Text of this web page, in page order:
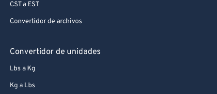
CST a EST
Convertidor de archivos
Convertidor de unidades
Lbs a Kg
Kg a Lbs